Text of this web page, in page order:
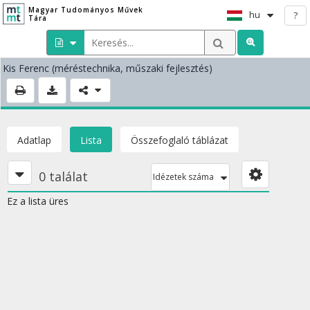
Magyar Tudományos Művek
Tára
hu ?
Kis Ferenc (méréstechnika, műszaki fejlesztés)
Adatlap Lista Összefoglaló táblázat
0 találat Idézetek száma
Ez a lista üres